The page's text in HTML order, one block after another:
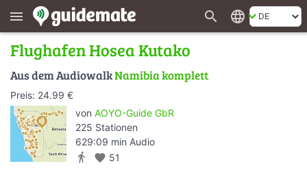
menu search language
Flughafen Hosea Kutako
Aus dem AudiowalkNamibia komplett
Preis: 24.99 €
von AOYO-Guide GbR
225 Stationen
629:09 min Audio
directions_walk favorite 51